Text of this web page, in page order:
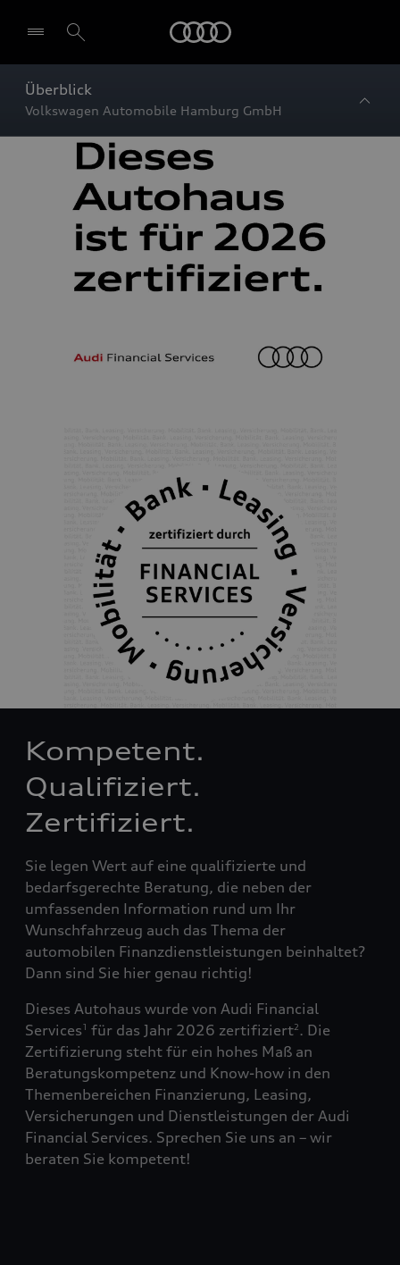
Überblick
Volkswagen Automobile Hamburg GmbH
Kompetent.
Qualifiziert.
Zertifiziert.
Sie legen Wert auf eine qualifizierte und
bedarfsgerechte Beratung, die neben der
umfassenden Information rund um Ihr
Wunschfahrzeug auch das Thema der
automobilen Finanzdienstleistungen beinhaltet?
Dann sind Sie hier genau richtig!
Dieses Autohaus wurde von Audi Financial
Services1 für das Jahr 2026 zertifiziert2. Die
Zertifizierung steht für ein hohes Maß an
Beratungskompetenz und Know-how in den
Themenbereichen Finanzierung, Leasing,
Versicherungen und Dienstleistungen der Audi
Financial Services. Sprechen Sie uns an – wir
beraten Sie kompetent!